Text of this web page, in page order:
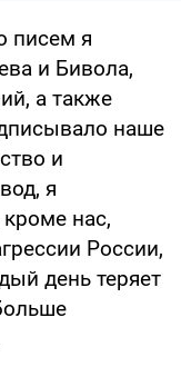
писем я
и Бивола,
а также
наше
и
я
нас,
России,
день теряет